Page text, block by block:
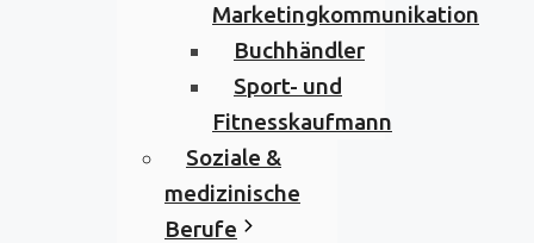
Marketingkommunikation
Buchhändler
Sport- und
Fitnesskaufmann
Soziale &
medizinische
Berufe